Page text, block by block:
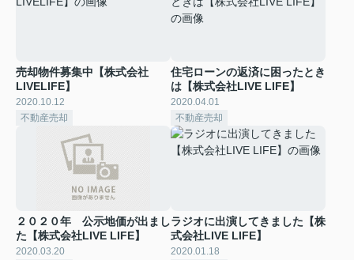
売却物件募集中【株式会社
LIVELIFE】
2020.10.12
不動産売却
住宅ローンの返済に困ったとき
は【株式会社LIVE LIFE】
2020.04.01
不動産売却
２０２０年 公示地価が出まし
た【株式会社LIVE LIFE】
2020.03.20
ラジオに出演してきました【株
式会社LIVE LIFE】
2020.01.18